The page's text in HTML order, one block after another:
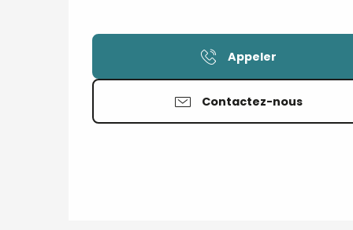
Appeler
Contactez-nous